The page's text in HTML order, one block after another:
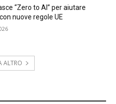
“Zero to AI” per aiutare
nuove regole UE
ALTRO